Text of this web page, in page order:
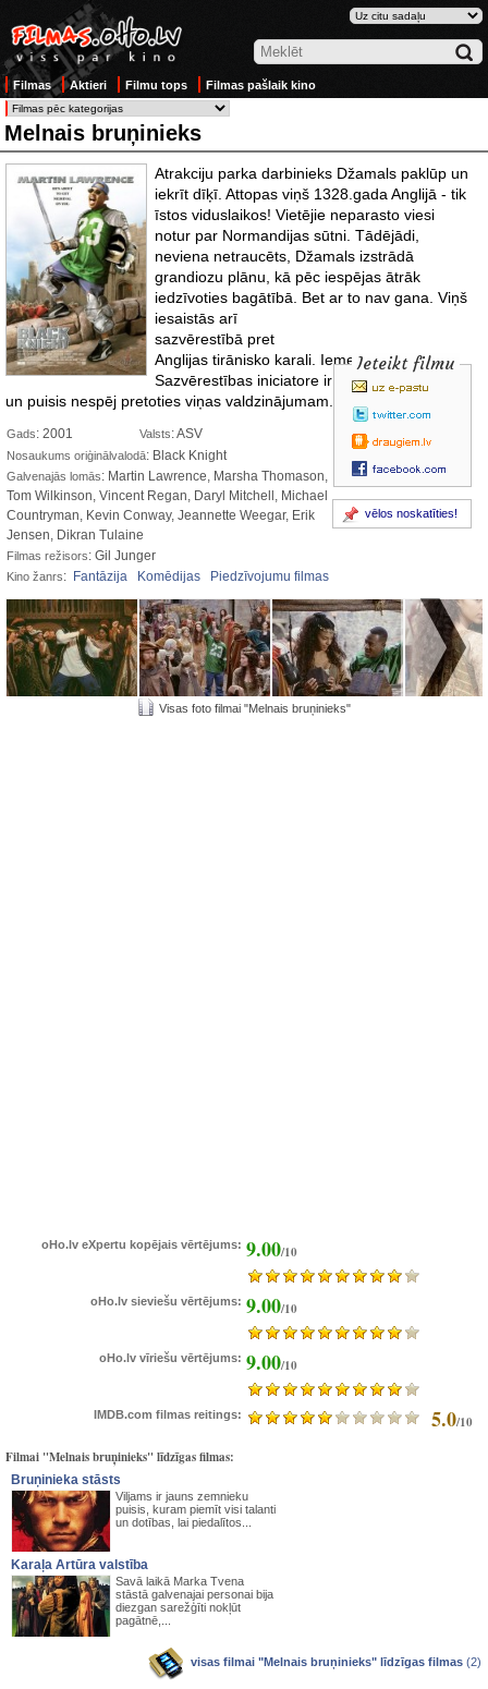
Filmas Aktieri Filmu tops Filmas pašlaik kino
Melnais bruņinieks
Atrakciju parka darbinieks Džamals paklūp un
iekrīt dīķī. Attopas viņš 1328.gada Anglijā - tik
īstos viduslaikos! Vietējie neparasto viesi
notur par Normandijas sūtni. Tādējādi,
neviena netraucēts, Džamals izstrādā
grandiozu plānu, kā pēc iespējas ātrāk
iedzīvoties bagātībā. Bet ar to nav gana. Viņš
iesaistāsarī
sazvērestībā pret
Anglijas tirānisko karali. Iemesls?
Sazvērestības iniciatore ir bīstami apburoša
un puisis nespēj pretoties viņas valdzinājumam.
Ieteikt filmu
vēlos noskatīties!
Gads: 2001 Valsts: ASV
Nosaukums oriģinālvalodā: Black Knight
Galvenajās lomās: Martin Lawrence, Marsha Thomason,
Tom Wilkinson, Vincent Regan, Daryl Mitchell, Michael
Countryman, Kevin Conway, Jeannette Weegar, Erik
Jensen, Dikran Tulaine
Filmas režisors: Gil Junger
Kino žanrs: Fantāzija Komēdijas Piedzīvojumu filmas
Visas foto filmai "Melnais bruņinieks"
oHo.lv eXpertu kopējais vērtējums: 9.00/10
oHo.lv sieviešu vērtējums: 9.00/10
oHo.lv vīriešu vērtējums: 9.00/10
IMDB.com filmas reitings: 5.0/10
Filmai "Melnais bruņinieks" līdzīgas filmas:
Bruņinieka stāsts
Viljams ir jauns zemnieku
puisis, kuram piemīt visi talanti
un dotības, lai piedalītos...
Karaļa Artūra valstība
Savā laikā Marka Tvena
stāstā galvenajai personai bija
diezgan sarežģīti nokļūt
pagātnē,...
visas filmai "Melnais bruņinieks" līdzīgas filmas (2)